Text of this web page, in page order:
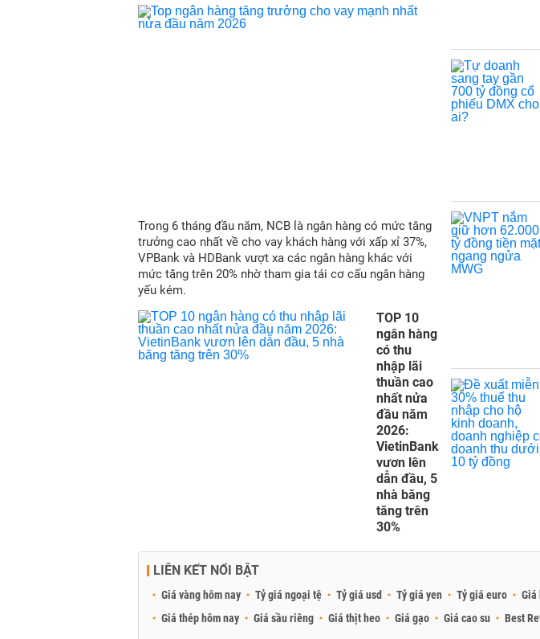
Trong 6 tháng đầu năm, NCB là ngân hàng có mức tăng
trưởng cao nhất về cho vay khách hàng với xấp xỉ 37%,
VPBank và HDBank vượt xa các ngân hàng khác với
mức tăng trên 20% nhờ tham gia tái cơ cấu ngân hàng
yếu kém.
TOP 10
ngân hàng
có thu
nhập lãi
thuần cao
nhất nửa
đầu năm
2026:
VietinBank
vươn lên
dẫn đầu, 5
nhà băng
tăng trên
30%
LIÊN KẾT NỔI BẬT
Giá vàng hôm nay Tỷ giá ngoại tệ Tỷ giá usd Tỷ giá yen Tỷ giá euro Giá
Giá thép hôm nay
Giá sầu riêng Giá thịt heo Giá gạo Giá cao su Best